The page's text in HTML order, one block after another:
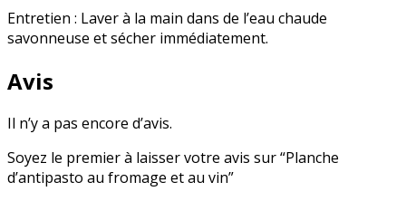
Entretien : Laver à la main dans de l’eau chaude
savonneuse et sécher immédiatement.
Avis
Il n’y a pas encore d’avis.
Soyez le premier à laisser votre avis sur “Planche
d’antipasto au fromage et au vin”